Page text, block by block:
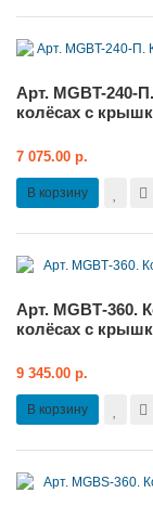
Арт. MGBT-240-
колёсах с
7 075.00 р.
В корзину
Арт. MGBТ-360.
колёсах с
9 345.00 р.
В корзину